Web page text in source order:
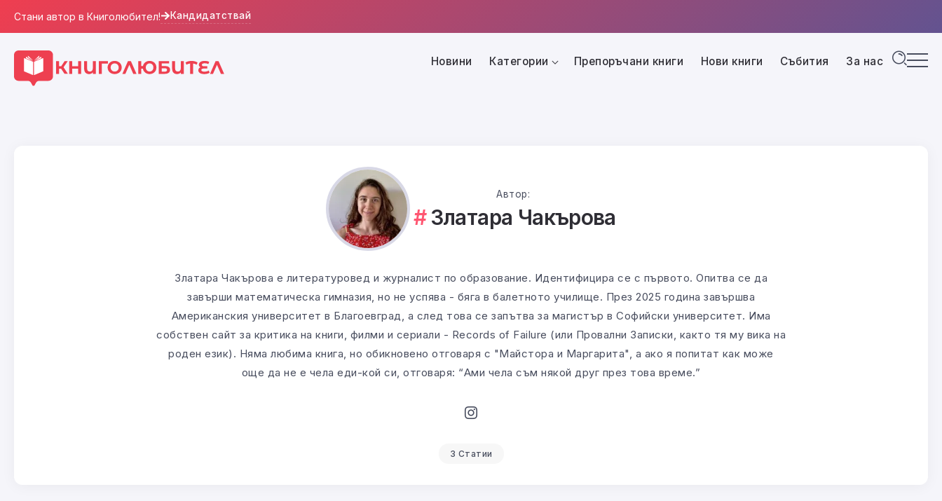
Стани автор в Книголюбител! Кандидатствай
Новини Категории Препоръчани книги Нови книги Събития За нас
Автор:
Златара Чакърова
Златара Чакърова е литературовед и журналист по образование. Идентифицира се с първото. Опитва се да
завърши математическа гимназия, но не успява - бяга в балетното училище. През 2025 година завършва
Американския университет в Благоевград, а след това се запътва за магистър в Софийски университет. Има
собствен сайт за критика на книги, филми и сериали - Records of Failure (или Провални Записки, както тя му вика на
роден език). Няма любима книга, но обикновено отговаря с "Майстора и Маргарита", а ако я попитат как може
още да не е чела еди-кой си, отговаря: “Ами чела съм някой друг през това време.”
3 Статии